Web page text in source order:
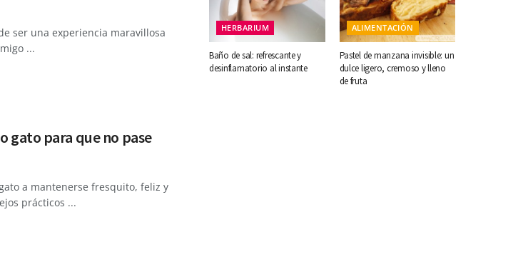
ser una experiencia maravillosa
...
gato para que no pase
a mantenerse fresquito, feliz y
prácticos ...
HERBARIUM
Baño de sal: refrescante y
desinflamatorio al instante
ALIMENTACIÓN
Pastel de manzana invisible: un
dulce ligero, cremoso y lleno
de fruta